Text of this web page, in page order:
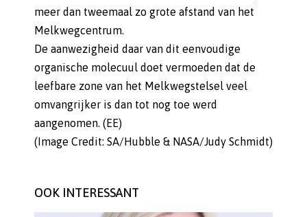
meer dan tweemaal zo grote afstand van het
Melkwegcentrum.
De aanwezigheid daar van dit eenvoudige
organische molecuul doet vermoeden dat de
leefbare zone van het Melkwegstelsel veel
omvangrijker is dan tot nog toe werd
aangenomen. (EE)
(Image Credit: SA/Hubble & NASA/Judy Schmidt)
OOK INTERESSANT